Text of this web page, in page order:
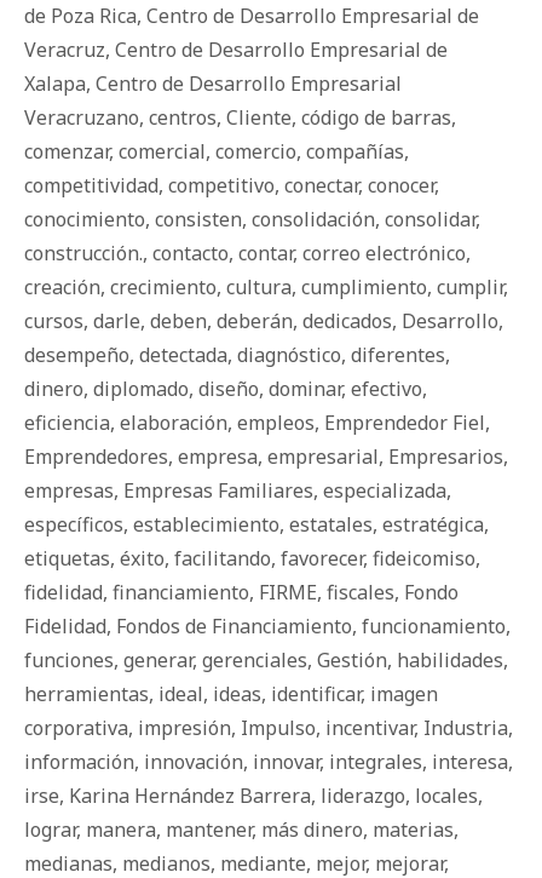
de Poza Rica, Centro de Desarrollo Empresarial de
Veracruz, Centro de Desarrollo Empresarial de
Xalapa, Centro de Desarrollo Empresarial
Veracruzano, centros, Cliente, código de barras,
comenzar, comercial, comercio, compañías,
competitividad, competitivo, conectar, conocer,
conocimiento, consisten, consolidación, consolidar,
construcción., contacto, contar, correo electrónico,
creación, crecimiento, cultura, cumplimiento, cumplir,
cursos, darle, deben, deberán, dedicados, Desarrollo,
desempeño, detectada, diagnóstico, diferentes,
dinero, diplomado, diseño, dominar, efectivo,
eficiencia, elaboración, empleos, Emprendedor Fiel,
Emprendedores, empresa, empresarial, Empresarios,
empresas, Empresas Familiares, especializada,
específicos, establecimiento, estatales, estratégica,
etiquetas, éxito, facilitando, favorecer, fideicomiso,
fidelidad, financiamiento, FIRME, fiscales, Fondo
Fidelidad, Fondos de Financiamiento, funcionamiento,
funciones, generar, gerenciales, Gestión, habilidades,
herramientas, ideal, ideas, identificar, imagen
corporativa, impresión, Impulso, incentivar, Industria,
información, innovación, innovar, integrales, interesa,
irse, Karina Hernández Barrera, liderazgo, locales,
lograr, manera, mantener, más dinero, materias,
medianas, medianos, mediante, mejor, mejorar,